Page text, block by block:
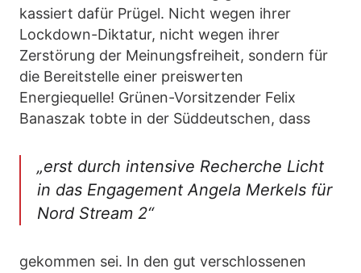
kassiert dafür Prügel. Nicht wegen ihrer
Lockdown-Diktatur, nicht wegen ihrer
Zerstörung der Meinungsfreiheit, sondern für
die Bereitstelle einer preiswerten
Energiequelle! Grünen-Vorsitzender Felix
Banaszak tobte in der Süddeutschen, dass
„erst durch intensive Recherche Licht
in das Engagement Angela Merkels für
Nord Stream 2“
gekommen sei. In den gut verschlossenen